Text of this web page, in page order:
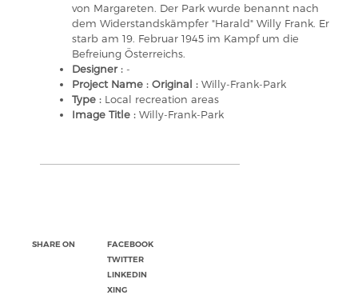
von Margareten. Der Park wurde benannt nach
dem Widerstandskämpfer "Harald" Willy Frank. Er
starb am 19. Februar 1945 im Kampf um die
Befreiung Österreichs.
Designer : -
Project Name : Original : Willy-Frank-Park
Type : Local recreation areas
Image Title : Willy-Frank-Park
SHARE ON
FACEBOOK
TWITTER
LINKEDIN
XING